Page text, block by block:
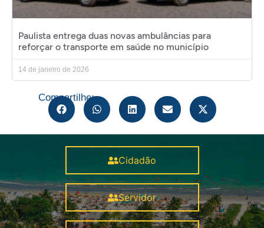
Paulista entrega duas novas ambulâncias para
reforçar o transporte em saúde no município
14 de janeiro de 2026
Compartilhe:
Cidadão
Servidor